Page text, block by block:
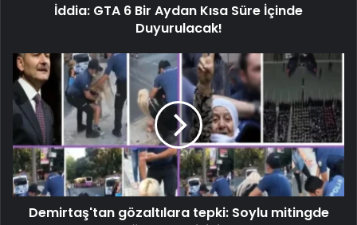
İddia: GTA 6 Bir Aydan Kısa Süre İçinde
Duyurulacak!
Demirtaş'tan gözaltılara tepki: Soylu mitingde